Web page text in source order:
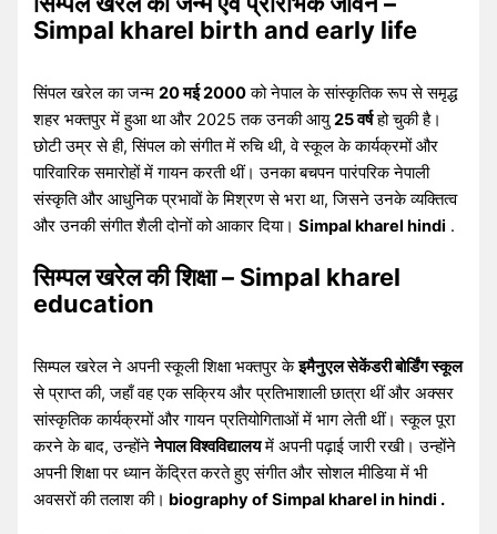
Simpal kharel birth and early life
सिंपल खरेल का जन्म20 मई 2000को नेपाल के सांस्कृतिक रूप से समृद्ध
शहर भक्तपुर में हुआ था और 2025 तक उनकी आयु25 वर्षहो चुकी है।
छोटी उम्र से ही, सिंपल को संगीत में रुचि थी, वे स्कूल के कार्यक्रमों और
पारिवारिक समारोहों में गायन करती थीं। उनका बचपन पारंपरिक नेपाली
संस्कृति और आधुनिक प्रभावों के मिश्रण से भरा था, जिसने उनके व्यक्तित्व
और उनकी संगीत शैली दोनों को आकार दिया।Simpal kharel hindi .
सिम्पल खरेल की शिक्षा – Simpal kharel
education
सिम्पल खरेल ने अपनी स्कूली शिक्षा भक्तपुर केइमैनुएल सेकेंडरी बोर्डिंग स्कूल
से प्राप्त की, जहाँ वह एक सक्रिय और प्रतिभाशाली छात्रा थीं और अक्सर
सांस्कृतिक कार्यक्रमों और गायन प्रतियोगिताओं में भाग लेती थीं। स्कूल पूरा
करने के बाद, उन्होंनेनेपाल विश्वविद्यालयमें अपनी पढ़ाई जारी रखी। उन्होंने
अपनी शिक्षा पर ध्यान केंद्रित करते हुए संगीत और सोशल मीडिया में भी
अवसरों की तलाश की। biography of Simpal kharel in hindi .